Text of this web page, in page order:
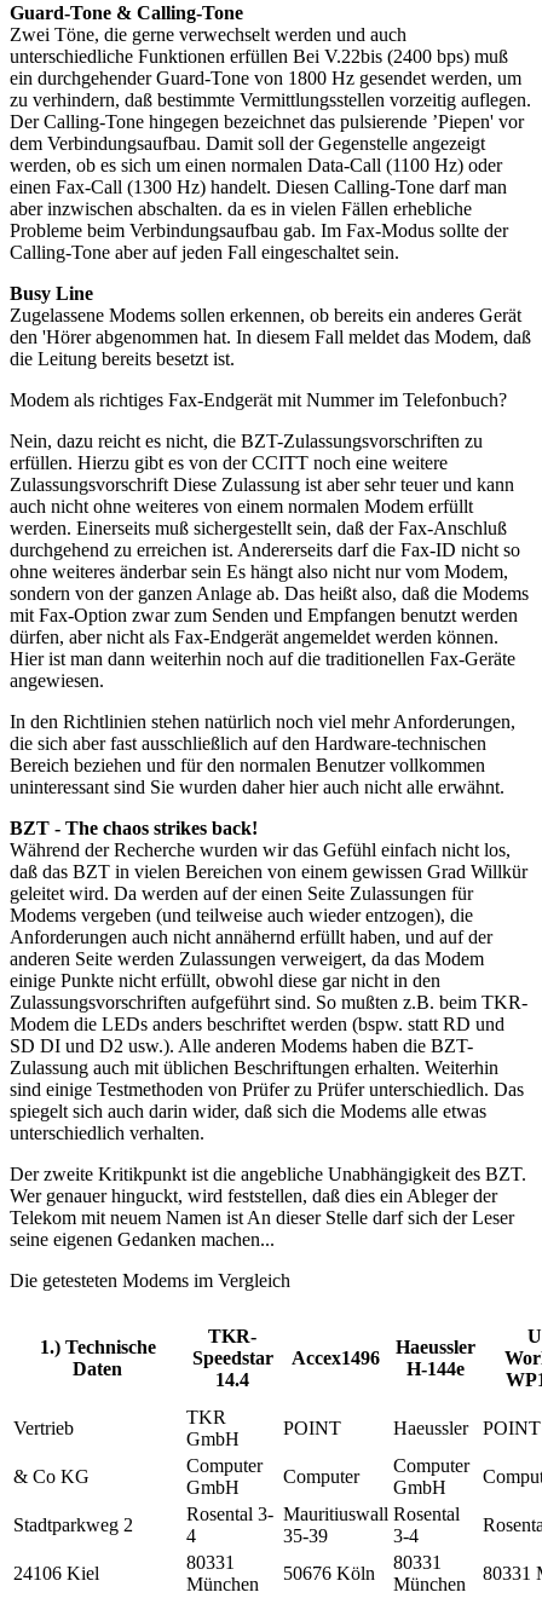
Guard-Tone & Calling-Tone
Zwei Töne, die gerne verwechselt werden und auch
unterschiedliche Funktionen erfüllen Bei V.22bis (2400 bps) muß
ein durchgehender Guard-Tone von 1800 Hz gesendet werden, um
zu verhindern, daß bestimmte Vermittlungsstellen vorzeitig auflegen.
Der Calling-Tone hingegen bezeichnet das pulsierende ’Piepen' vor
dem Verbindungsaufbau. Damit soll der Gegenstelle angezeigt
werden, ob es sich um einen normalen Data-Call (1100 Hz) oder
einen Fax-Call (1300 Hz) handelt. Diesen Calling-Tone darf man
aber inzwischen abschalten. da es in vielen Fällen erhebliche
Probleme beim Verbindungsaufbau gab. Im Fax-Modus sollte der
Calling-Tone aber auf jeden Fall eingeschaltet sein.
Busy Line
Zugelassene Modems sollen erkennen, ob bereits ein anderes Gerät
den 'Hörer abgenommen hat. In diesem Fall meldet das Modem, daß
die Leitung bereits besetzt ist.
Modem als richtiges Fax-Endgerät mit Nummer im Telefonbuch?
Nein, dazu reicht es nicht, die BZT-Zulassungsvorschriften zu
erfüllen. Hierzu gibt es von der CCITT noch eine weitere
Zulassungsvorschrift Diese Zulassung ist aber sehr teuer und kann
auch nicht ohne weiteres von einem normalen Modem erfüllt
werden. Einerseits muß sichergestellt sein, daß der Fax-Anschluß
durchgehend zu erreichen ist. Andererseits darf die Fax-ID nicht so
ohne weiteres änderbar sein Es hängt also nicht nur vom Modem,
sondern von der ganzen Anlage ab. Das heißt also, daß die Modems
mit Fax-Option zwar zum Senden und Empfangen benutzt werden
dürfen, aber nicht als Fax-Endgerät angemeldet werden können.
Hier ist man dann weiterhin noch auf die traditionellen Fax-Geräte
angewiesen.
In den Richtlinien stehen natürlich noch viel mehr Anforderungen,
die sich aber fast ausschließlich auf den Hardware-technischen
Bereich beziehen und für den normalen Benutzer vollkommen
uninteressant sind Sie wurden daher hier auch nicht alle erwähnt.
BZT - The chaos strikes back!
Während der Recherche wurden wir das Gefühl einfach nicht los,
daß das BZT in vielen Bereichen von einem gewissen Grad Willkür
geleitet wird. Da werden auf der einen Seite Zulassungen für
Modems vergeben (und teilweise auch wieder entzogen), die
Anforderungen auch nicht annähernd erfüllt haben, und auf der
anderen Seite werden Zulassungen verweigert, da das Modem
einige Punkte nicht erfüllt, obwohl diese gar nicht in den
Zulassungsvorschriften aufgeführt sind. So mußten z.B. beim TKR-
Modem die LEDs anders beschriftet werden (bspw. statt RD und
SD DI und D2 usw.). Alle anderen Modems haben die BZT-
Zulassung auch mit üblichen Beschriftungen erhalten. Weiterhin
sind einige Testmethoden von Prüfer zu Prüfer unterschiedlich. Das
spiegelt sich auch darin wider, daß sich die Modems alle etwas
unterschiedlich verhalten.
Der zweite Kritikpunkt ist die angebliche Unabhängigkeit des BZT.
Wer genauer hinguckt, wird feststellen, daß dies ein Ableger der
Telekom mit neuem Namen ist An dieser Stelle darf sich der Leser
seine eigenen Gedanken machen...
Die getesteten Modems im Vergleich
1.) Technische
Daten
TKR-
Speedstar
14.4
Accex1496
Haeussler
H-144e
Vertrieb
TKR
GmbH
POINT Haeussler POINT
& Co KG
Computer
GmbH
Computer
Computer
GmbH
Stadtparkweg 2
Rosental 3-
4
Mauritiuswall
35-39
Rosental
3-4
24106 Kiel
80331
München
50676 Köln
80331
München
80331